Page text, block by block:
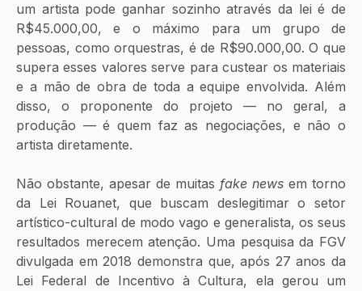
um artista pode ganhar sozinho através da lei é de
R$45.000,00, e o máximo para um grupo de
pessoas, como orquestras, é de R$90.000,00. O que
supera esses valores serve para custear os materiais
e a mão de obra de toda a equipe envolvida. Além
disso, o proponente do projeto — no geral, a
produção — é quem faz as negociações, e não o
artista diretamente.
Não obstante, apesar de muitas fake news em torno
da Lei Rouanet, que buscam deslegitimar o setor
artístico-cultural de modo vago e generalista, os seus
resultados merecem atenção. Uma pesquisa da FGV
divulgada em 2018 demonstra que, após 27 anos da
Lei Federal de Incentivo à Cultura, ela gerou um